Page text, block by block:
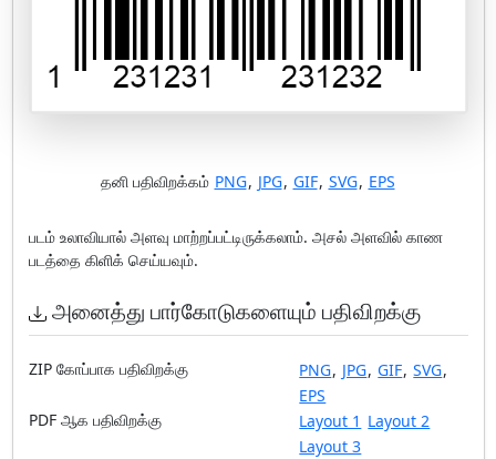
தனி பதிவிறக்கம் PNG, JPG, GIF, SVG, EPS
படம் உலாவியால் அளவு மாற்றப்பட்டிருக்கலாம். அசல் அளவில் காண
படத்தை கிளிக் செய்யவும்.
அனைத்து பார்கோடுகளையும் பதிவிறக்கு
ZIP கோப்பாக பதிவிறக்கு PNG, JPG, GIF, SVG,
EPS
PDF ஆக பதிவிறக்கு
Layout 1 Layout 2
Layout 3